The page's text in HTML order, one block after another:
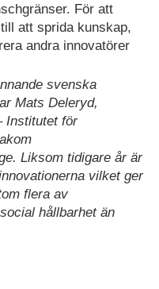
För att
att sprida kunskap,
andra innovatörer
svenska
Mats Deleryd,
Institutet för
Liksom tidigare år är
vilket ger
flera av
hållbarhet än